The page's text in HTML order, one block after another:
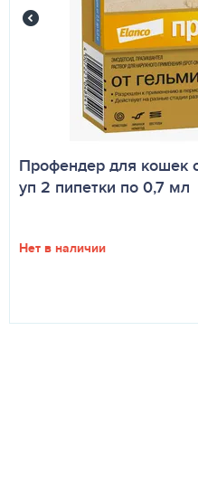
Профендер для кошек
уп 2 пипетки по 0,7 мл
Нет в наличии